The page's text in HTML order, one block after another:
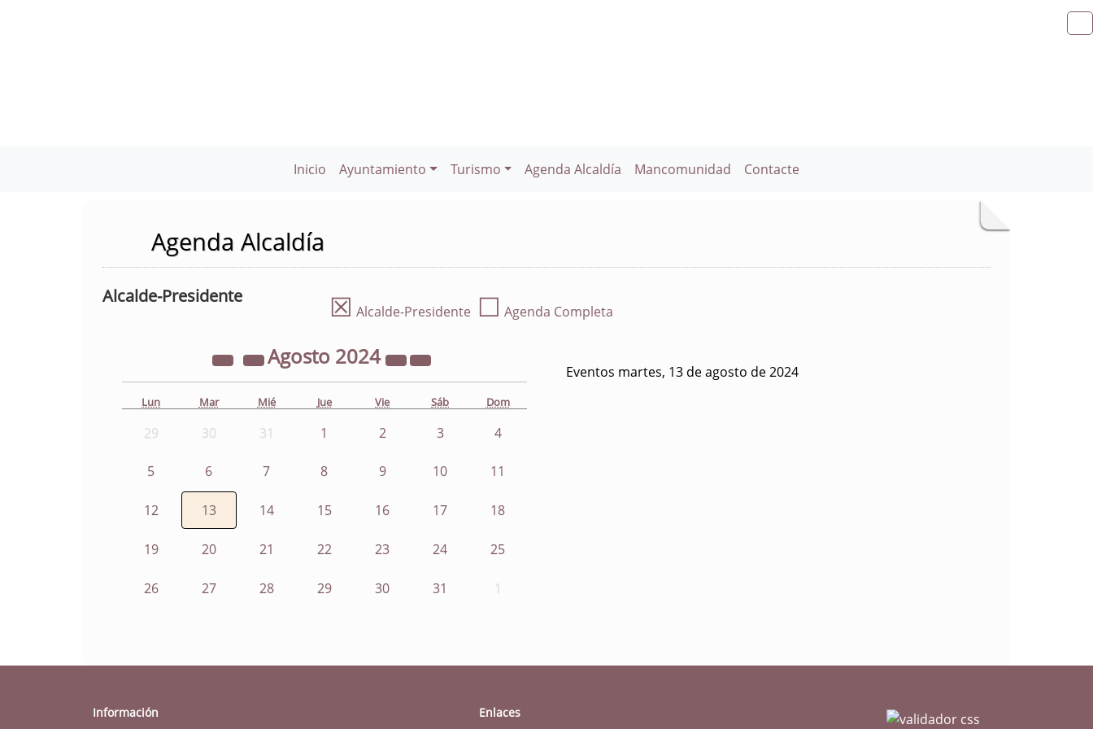
Inicio Ayuntamiento Turismo Agenda Alcaldía Mancomunidad Contacte
Agenda Alcaldía
Alcalde-Presidente ☒ Alcalde-Presidente ☐ Agenda Completa
Agosto 2024
Lun Mar Mié Jue Vie Sáb Dom
29 30 31 1 2 3 4
5 6 7 8 9 10 11
12 13 14 15 16 17 18
19 20 21 22 23 24 25
26 27 28 29 30 31 1
Eventos martes, 13 de agosto de 2024
Información Enlaces